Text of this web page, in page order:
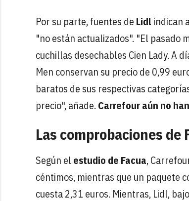
Por su parte, fuentes de Lidlindican
"no están actualizados". "El pasado
cuchillas desechables Cien Lady. A
Men conservan su precio de 0,99
baratos de sus respectivas
precio", añade. Carrefour aún no
Las comprobaciones de
Según el estudio de Facua,
céntimos, mientras que un paquete
cuesta 2,31 euros. Mientras, Lidl,